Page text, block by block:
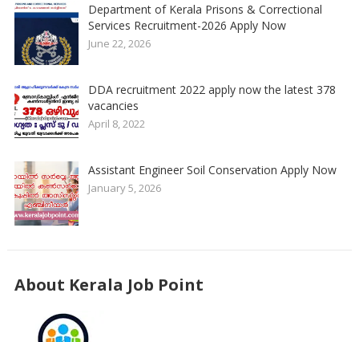
Department of Kerala Prisons & Correctional
Services Recruitment-2026 Apply Now
June 22, 2026
DDA recruitment 2022 apply now the latest 378
vacancies
April 8, 2022
Assistant Engineer Soil Conservation Apply Now
January 5, 2026
About Kerala Job Point